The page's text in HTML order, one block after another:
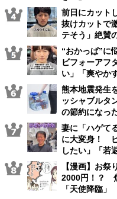
前日にカット
抜けカットで
テそう」絶賛
“おかっぱ”に
ビフォーアフ
い」「爽やか
熊本地震発生
ッシャブルタ
の節約になっ
妻に「ハゲて
に大変身！
したい」「若
【漫画】お祭
2000円！？
「天使降臨」